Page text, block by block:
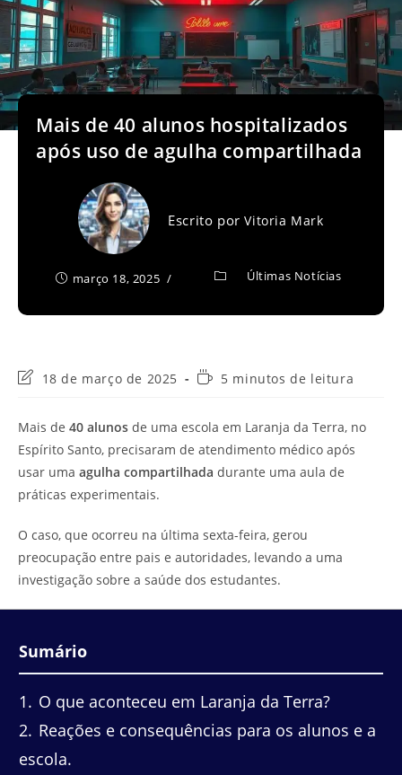
Mais de 40 alunos hospitalizados
após uso de agulha compartilhada
Escrito porVitoria Mark
março 18, 2025 Últimas Notícias
Última
post:
18 de março de 2025
Tempo5 minutos de leitura
Mais de 40 alunos de uma escola em Laranja da Terra, no
Espírito Santo, precisaram de atendimento médico após
usar uma agulha compartilhada durante uma aula de
práticas experimentais.
O caso, que ocorreu na última sexta-feira, gerou
preocupação entre pais e autoridades, levando a uma
investigação sobre a saúde dos estudantes.
Sumário
1
O que aconteceu em Laranja da Terra?
2 Reações e consequências para os alunos e a
escola.